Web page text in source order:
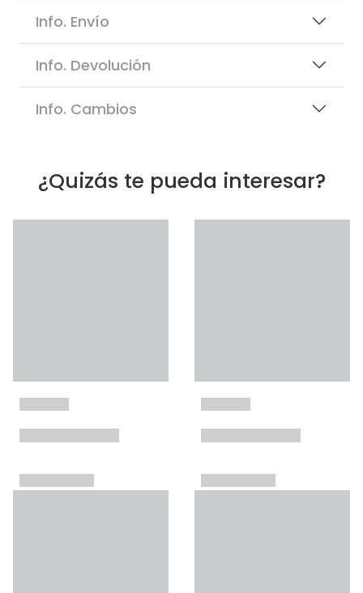
Info. Envío
Info. Devolución
Info. Cambios
¿Quizás te pueda interesar?